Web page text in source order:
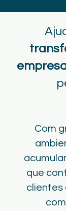
Com
que
clientes